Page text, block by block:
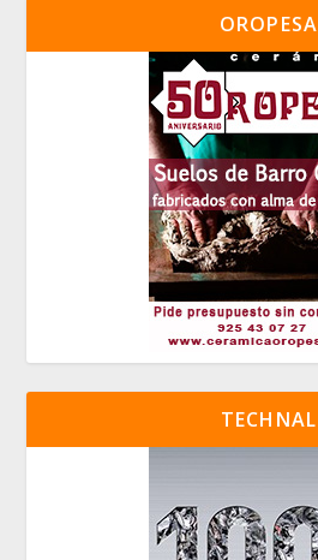
OROPESA
TECHNAL